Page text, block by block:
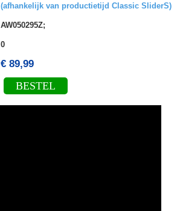
(afhankelijk van productietijd Classic SliderS)
AW050295Z;
0
€ 89,99
BESTEL